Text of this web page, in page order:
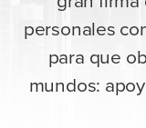
personales
para que
mundos: